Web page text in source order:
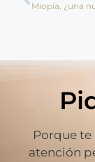
Porque
atención